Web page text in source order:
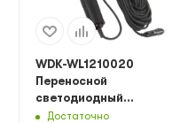
WDK-WL1210020
Переносной
светодиодный
светильник XL, 12/24
Достаточно